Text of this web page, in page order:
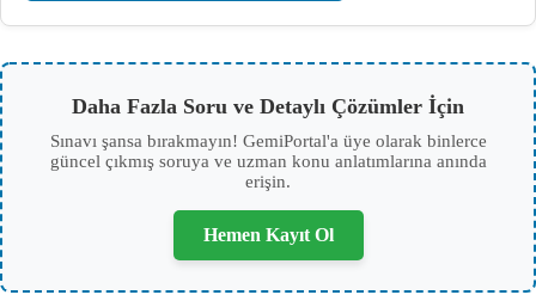
Daha Fazla Soru ve Detaylı Çözümler İçin
Sınavı şansa bırakmayın! GemiPortal'a üye olarak binlerce
güncel çıkmış soruya ve uzman konu anlatımlarına anında
erişin.
Hemen Kayıt Ol